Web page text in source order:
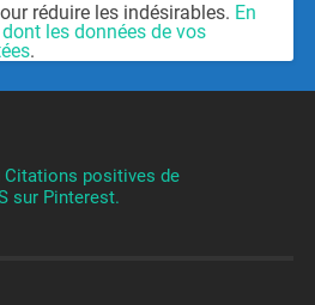
réduire les indésirables. En
les données de vos
.
Citations positives de
sur Pinterest.